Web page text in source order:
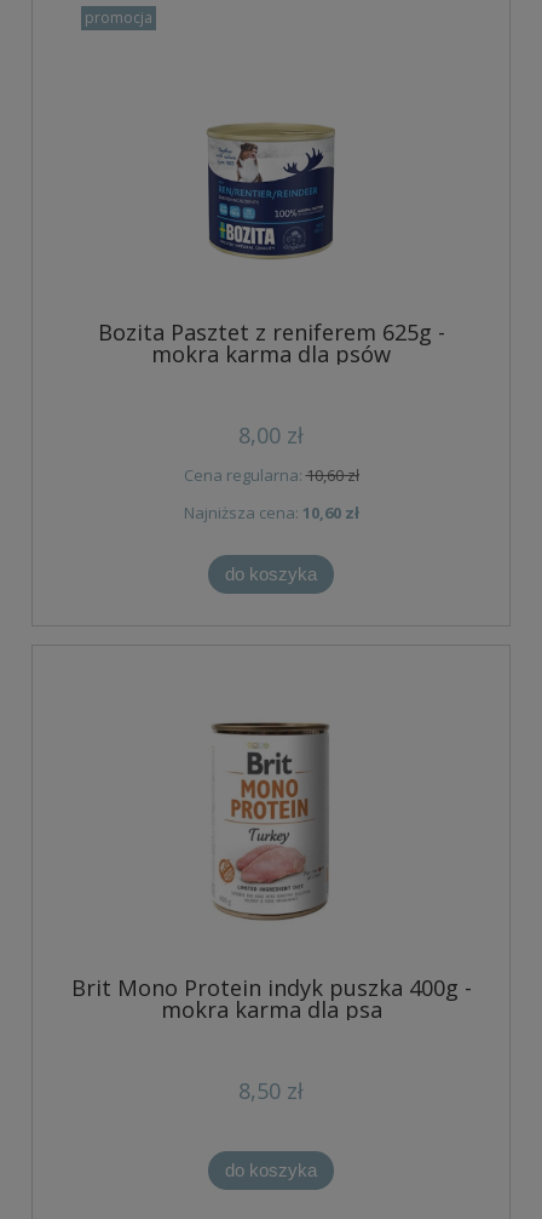
Bozita Pasztet z reniferem 625g -
mokra karma dla psów
8,00 zł
Cena regularna:10,60 zł
Najniższa cena: 10,60 zł
do koszyka
promocja
Brit Mono Protein indyk puszka 400g -
mokra karma dla psa
8,50 zł
do koszyka